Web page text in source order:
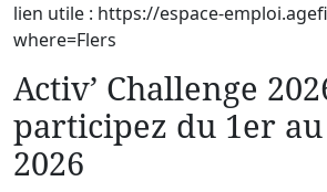
lien utile : https://espace-
where=Flers
Activ’ Challenge
participez du 1er
2026